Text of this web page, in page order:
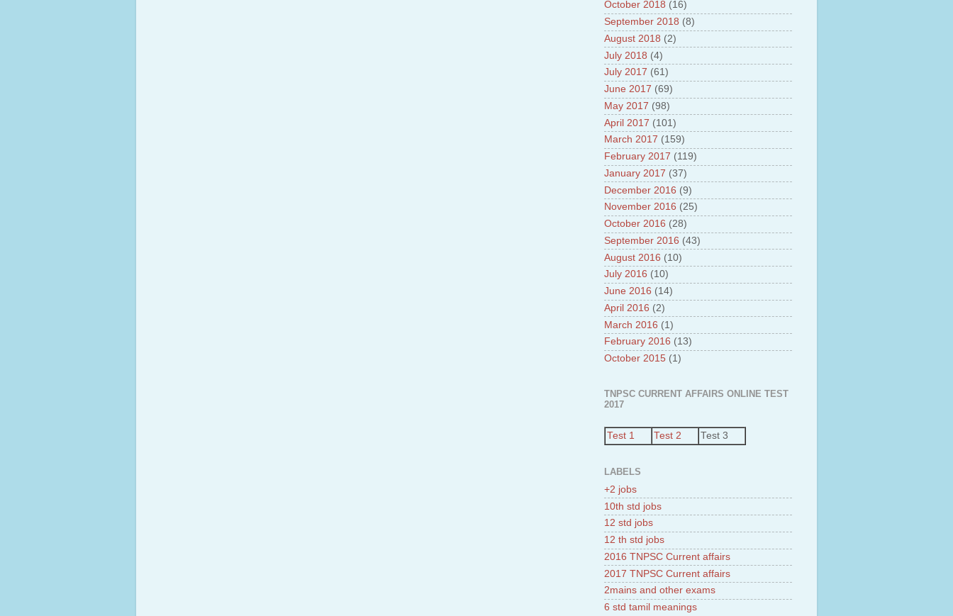
October 2018 (16)
September 2018 (8)
August 2018 (2)
July 2018 (4)
July 2017 (61)
June 2017 (69)
May 2017 (98)
April 2017 (101)
March 2017 (159)
February 2017 (119)
January 2017 (37)
December 2016 (9)
November 2016 (25)
October 2016 (28)
September 2016 (43)
August 2016 (10)
July 2016 (10)
June 2016 (14)
April 2016 (2)
March 2016 (1)
February 2016 (13)
October 2015 (1)
TNPSC CURRENT AFFAIRS ONLINE TEST
2017
Test 1 Test 2 Test 3
LABELS
+2 jobs
10th std jobs
12 std jobs
12 th std jobs
2016 TNPSC Current affairs
2017 TNPSC Current affairs
2mains and other exams
6 std tamil meanings